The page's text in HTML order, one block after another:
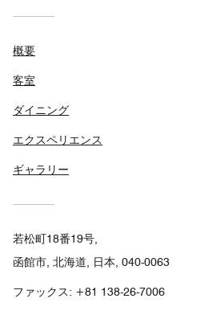
概要
客室
ダイニング
エクスペリエンス
ギャラリー
若松町18番19号,
函館市, 北海道, 日本, 040-0063
ファックス: +81 138-26-7006